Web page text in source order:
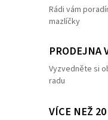
Rádi vám
mazlíčky
PRODEJNA
Vyzvedněte si
radu
VÍCE NEŽ